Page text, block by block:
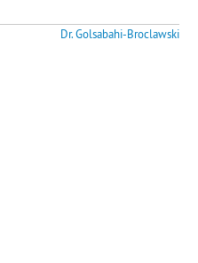
Dr. Golsabahi-Broclawski